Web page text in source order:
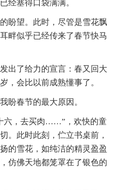
经塞得口袋满满。
望。此时，尽管是雪花飘
畔似乎已经传来了春节快马
了给力的宣言：春又回大
，会比以前成熟懂事了。
春节的最大原因。
，去买肉……”，欢快的童
。此时此刻，伫立书桌前，
的雪花，如纯洁的精灵盈盈
仿佛天地都笼罩在了银色的